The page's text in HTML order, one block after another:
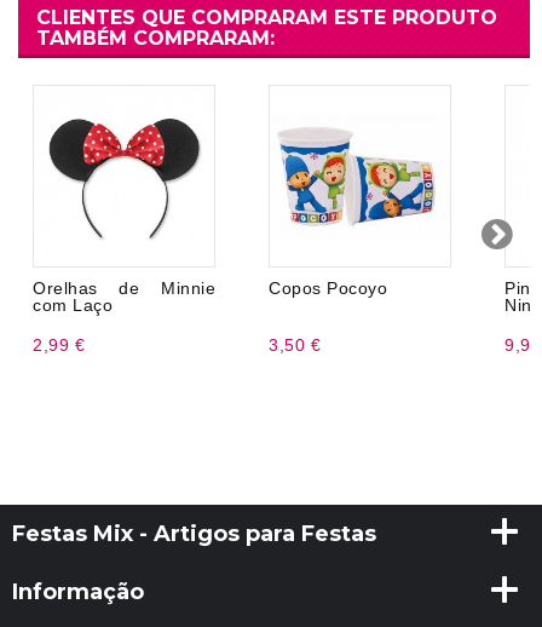
CLIENTES QUE COMPRARAM ESTE PRODUTO
TAMBÉM COMPRARAM:
Orelhas de Minnie
com Laço
2,99 €
Copos Pocoyo
3,50 €
Nina
Festas Mix - Artigos para Festas
Informação